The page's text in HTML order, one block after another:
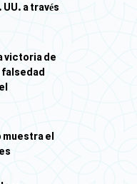
UU. a través
victoria de
falsedad
muestra el